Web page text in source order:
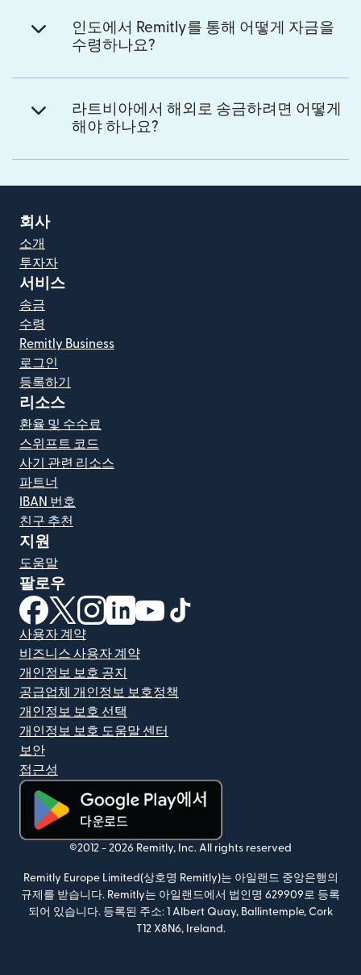
인도에서 Remitly를 통해 어떻게 자금을
수령하나요?
라트비아에서 해외로 송금하려면 어떻게
해야 하나요?
회사
소개
투자자
서비스
송금
수령
Remitly Business
로그인
등록하기
리소스
환율 및 수수료
스위프트 코드
사기 관련 리소스
파트너
IBAN 번호
친구 추천
지원
도움말
팔로우
(새 창에서 열림)
(새 창에서 열림)
(새 창에서 열림)
(새 창에서 열림)
(새 창에서 열림)
사용자 계약
비즈니스 사용자 계약
개인정보 보호 공지
공급업체 개인정보 보호정책
개인정보 보호 선택
개인정보 보호 도움말 센터
보안
접근성
(새 창에서 열림)
©2012 - 2026 Remitly, Inc. All rights reserved
Remitly Europe Limited(상호명 Remitly)는 아일랜드 중앙은행의
규제를 받습니다. Remitly는 아일랜드에서 법인명 629909로 등록
되어 있습니다. 등록된 주소: 1 Albert Quay, Ballintemple, Cork
T12 X8N6, Ireland.